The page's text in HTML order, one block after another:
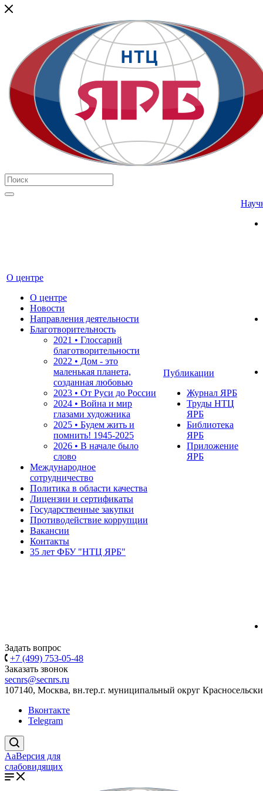
О центре
О центре
Новости
Направления деятельности
Благотворительность
2021 • Глоссарий
благотворительности
2022 • Дом - это
маленькая планета,
созданная любовью
2023 • От Руси до России
2024 • Война и мир
глазами художника
2025 • Будем жить и
помнить! 1945-2025
2026 • В начале было
слово
Международное
сотрудничество
Политика в области качества
Лицензии и сертификаты
Государственные закупки
Противодействие коррупции
Вакансии
Контакты
35 лет ФБУ "НТЦ ЯРБ"
Публикации
Журнал ЯРБ
Труды НТЦ
ЯРБ
Библиотека
ЯРБ
Приложение
ЯРБ
Задать вопрос
+7 (499) 753-05-48
Заказать звонок
secnrs@secnrs.ru
107140, Москва, вн.тер.г. муниципальный округ
Вконтакте
Telegram
AaВерсия для
слабовидящих